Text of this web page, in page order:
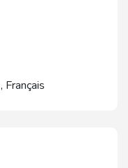
, Français